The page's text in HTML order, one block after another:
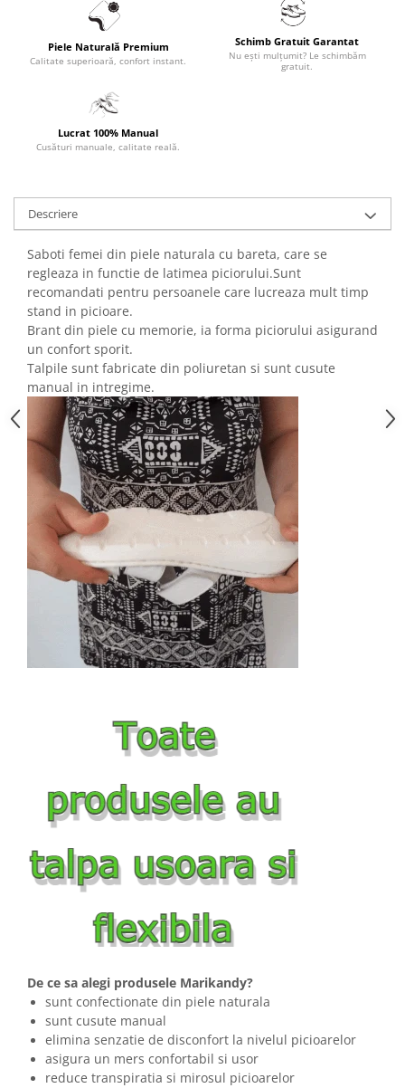
Piele Naturală Premium
Calitate superioară, confort instant.
Schimb Gratuit Garantat
Nu ești mulțumit? Le schimbăm
gratuit.
Lucrat 100% Manual
Cusături manuale, calitate reală.
Descriere
Saboti femei din piele naturala cu bareta, care se
regleaza in functie de latimea piciorului.Sunt
recomandati pentru persoanele care lucreaza mult timp
stand in picioare.
Brant din piele cu memorie, ia forma piciorului asigurand
un confort sporit.
Talpile sunt fabricate din poliuretan si sunt cusute
manual in intregime.
De ce sa alegi produsele Marikandy?
sunt confectionate din piele naturala
sunt cusute manual
elimina senzatie de disconfort la nivelul picioarelor
asigura un mers confortabil si usor
reduce transpiratia si mirosul picioarelor